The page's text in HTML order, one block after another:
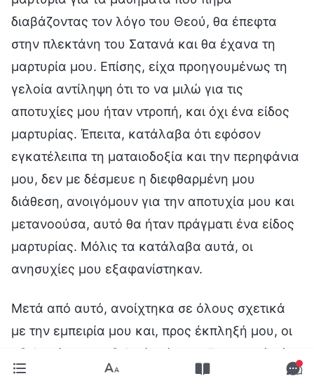
διαβάζοντας τον λόγο του Θεού, θα έπεφτα
στην πλεκτάνη του Σατανά και θα έχανα τη
μαρτυρία μου. Επίσης, είχα προηγουμένως τη
γελοία αντίληψη ότι το να μιλώ για τις
αποτυχίες μου ήταν ντροπή, και όχι ένα είδος
μαρτυρίας. Έπειτα, κατάλαβα ότι εφόσον
εγκατέλειπα τη ματαιοδοξία και την περηφάνια
μου, δεν με δέσμευε η διεφθαρμένη μου
διάθεση, ανοιγόμουν για την αποτυχία μου και
μετανοούσα, αυτό θα ήταν πράγματι ένα είδος
μαρτυρίας. Μόλις τα κατάλαβα αυτά, οι
ανησυχίες μου εξαφανίστηκαν.
Μετά από αυτό, ανοίχτηκα σε όλους σχετικά
με την εμπειρία μου και, προς έκπληξή μου, οι
αδελφοί και οι αδελφές είπαν: «Το γεγονός ότι
ακούσαμε για την εμπειρία σου είναι πολύ